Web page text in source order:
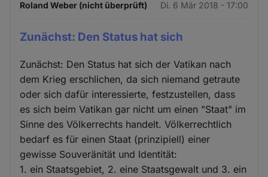
Roland Weber (nicht überprüft) Di. 6 Mär 2018 - 17:00
Zunächst: Den Status hat sich
Zunächst: Den Status hat sich der Vatikan nach
dem Krieg erschlichen, da sich niemand getraute
oder sich dafür interessierte, festzustellen, dass
es sich beim Vatikan gar nicht um einen "Staat" im
Sinne des Völkerrechts handelt. Völkerrechtlich
bedarf es für einen Staat (prinzipiell) einer
gewisse Souveränität und Identität:
1. ein Staatsgebiet, 2. eine Staatsgewalt und 3. ein